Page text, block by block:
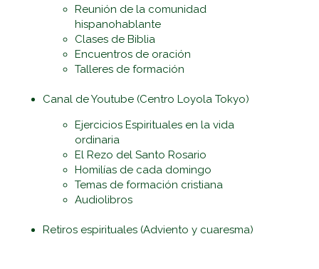
Reunión de la comunidad
hispanohablante
Clases de Biblia
Encuentros de oración
Talleres de formación
Canal de Youtube (Centro Loyola Tokyo)
Ejercicios Espirituales en la vida
ordinaria
El Rezo del Santo Rosario
Homilías de cada domingo
Temas de formación cristiana
Audiolibros
Retiros espirituales (Adviento y cuaresma)